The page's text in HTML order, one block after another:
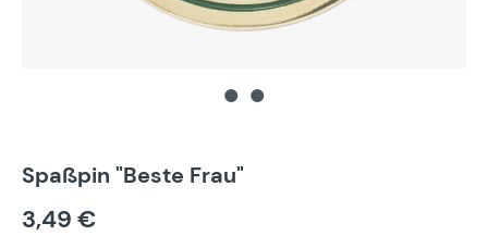
Spaßpin "Beste Frau"
3,49 €